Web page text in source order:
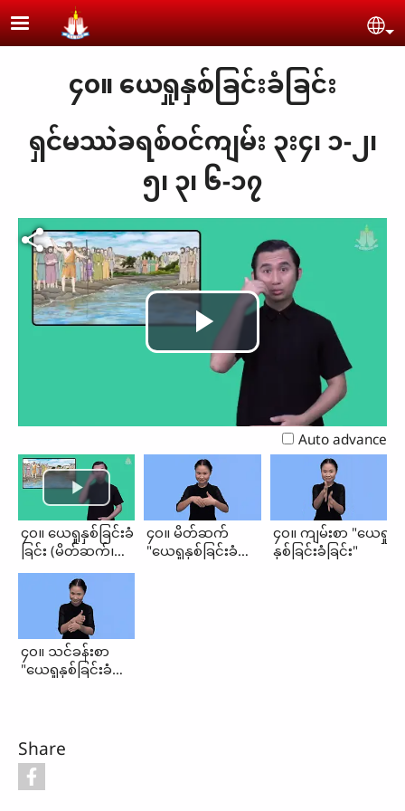
Skip to main content
၄၀။ ယေရှုနှစ်ခြင်းခံခြင်း
ရှင်မဿဲခရစ်ဝင်ကျမ်း ၃း၄၊ ၁-၂၊
၅၊ ၃၊ ၆-၁၇
Play
Video
Auto advance
၄၀။ ယေရှုနှစ်ခြင်းခံ
ခြင်း (မိတ်ဆက်၊
သင်ခန်းစာ)
၄၀။ မိတ်ဆက်
"ယေရှုနှစ်ခြင်းခံ
၄၀။ ကျမ်းစာ "ယေရှု
နှစ်ခြင်းခံခြင်း"
၄၀။ သင်ခန်းစာ
"ယေရှုနှစ်ခြင်းခံ
Share